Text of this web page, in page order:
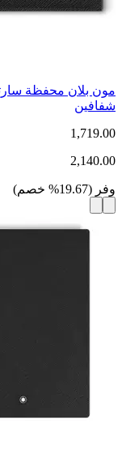
شفافين
1,719.00
2,140.00
وفر (
19.67
% خصم)